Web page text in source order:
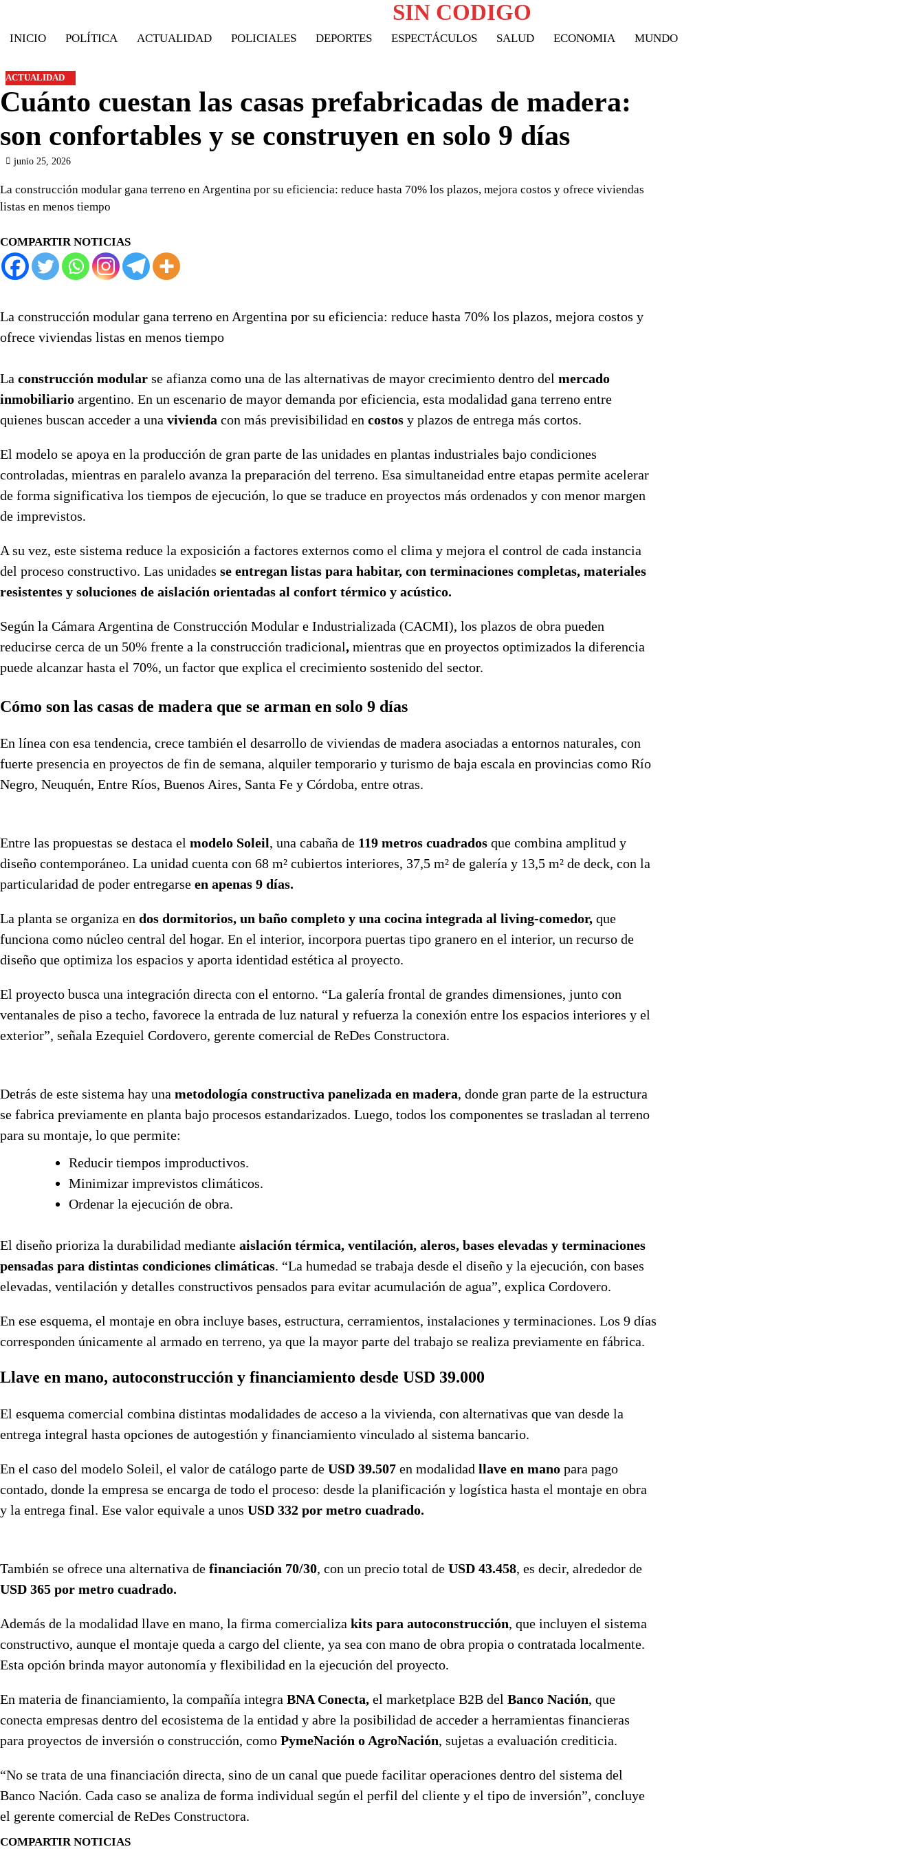
content
SIN CODIGO
INICIO POLÍTICA ACTUALIDAD POLICIALES DEPORTES ESPECTÁCULOS SALUD ECONOMIA MUNDO
ACTUALIDAD
Cuánto cuestan las casas prefabricadas de madera:
son confortables y se construyen en solo 9 días
junio 25, 2026
La construcción modular gana terreno en Argentina por su eficiencia: reduce hasta 70% los plazos, mejora costos y ofrece viviendas
listas en menos tiempo
COMPARTIR NOTICIAS
La construcción modular gana terreno en Argentina por su eficiencia: reduce hasta 70% los plazos, mejora costos y
ofrece viviendas listas en menos tiempo
La construcción modular se afianza como una de las alternativas de mayor crecimiento dentro del mercado
inmobiliario argentino. En un escenario de mayor demanda por eficiencia, esta modalidad gana terreno entre
quienes buscan acceder a una vivienda con más previsibilidad en costos y plazos de entrega más cortos.
El modelo se apoya en la producción de gran parte de las unidades en plantas industriales bajo condiciones
controladas, mientras en paralelo avanza la preparación del terreno. Esa simultaneidad entre etapas permite acelerar
de forma significativa los tiempos de ejecución, lo que se traduce en proyectos más ordenados y con menor margen
de imprevistos.
A su vez, este sistema reduce la exposición a factores externos como el clima y mejora el control de cada instancia
del proceso constructivo. Las unidades se entregan listas para habitar, con terminaciones completas, materiales
resistentes y soluciones de aislación orientadas al confort térmico y acústico.
Según la Cámara Argentina de Construcción Modular e Industrializada (CACMI), los plazos de obra pueden
reducirse cerca de un 50% frente a la construcción tradicional, mientras que en proyectos optimizados la diferencia
puede alcanzar hasta el 70%, un factor que explica el crecimiento sostenido del sector.
Cómo son las casas de madera que se arman en solo 9 días
En línea con esa tendencia, crece también el desarrollo de viviendas de madera asociadas a entornos naturales, con
fuerte presencia en proyectos de fin de semana, alquiler temporario y turismo de baja escala en provincias como Río
Negro, Neuquén, Entre Ríos, Buenos Aires, Santa Fe y Córdoba, entre otras.
Entre las propuestas se destaca el modelo Soleil, una cabaña de 119 metros cuadrados que combina amplitud y
diseño contemporáneo. La unidad cuenta con 68 m² cubiertos interiores, 37,5 m² de galería y 13,5 m² de deck, con la
particularidad de poder entregarse en apenas 9 días.
La planta se organiza en dos dormitorios, un baño completo y una cocina integrada al living-comedor, que
funciona como núcleo central del hogar. En el interior, incorpora puertas tipo granero en el interior, un recurso de
diseño que optimiza los espacios y aporta identidad estética al proyecto.
El proyecto busca una integración directa con el entorno. “La galería frontal de grandes dimensiones, junto con
ventanales de piso a techo, favorece la entrada de luz natural y refuerza la conexión entre los espacios interiores y el
exterior”, señala Ezequiel Cordovero, gerente comercial de ReDes Constructora.
Detrás de este sistema hay una metodología constructiva panelizada en madera, donde gran parte de la estructura
se fabrica previamente en planta bajo procesos estandarizados. Luego, todos los componentes se trasladan al terreno
para su montaje, lo que permite:
Reducir tiempos improductivos.
Minimizar imprevistos climáticos.
Ordenar la ejecución de obra.
El diseño prioriza la durabilidad mediante aislación térmica, ventilación, aleros, bases elevadas y terminaciones
pensadas para distintas condiciones climáticas. “La humedad se trabaja desde el diseño y la ejecución, con bases
elevadas, ventilación y detalles constructivos pensados para evitar acumulación de agua”, explica Cordovero.
En ese esquema, el montaje en obra incluye bases, estructura, cerramientos, instalaciones y terminaciones. Los 9 días
corresponden únicamente al armado en terreno, ya que la mayor parte del trabajo se realiza previamente en fábrica.
Llave en mano, autoconstrucción y financiamiento desde USD 39.000
El esquema comercial combina distintas modalidades de acceso a la vivienda, con alternativas que van desde la
entrega integral hasta opciones de autogestión y financiamiento vinculado al sistema bancario.
En el caso del modelo Soleil, el valor de catálogo parte de USD 39.507 en modalidad llave en mano para pago
contado, donde la empresa se encarga de todo el proceso: desde la planificación y logística hasta el montaje en obra
y la entrega final. Ese valor equivale a unos USD 332 por metro cuadrado.
También se ofrece una alternativa de financiación 70/30, con un precio total de USD 43.458, es decir, alrededor de
USD 365 por metro cuadrado.
Además de la modalidad llave en mano, la firma comercializa kits para autoconstrucción, que incluyen el sistema
constructivo, aunque el montaje queda a cargo del cliente, ya sea con mano de obra propia o contratada localmente.
Esta opción brinda mayor autonomía y flexibilidad en la ejecución del proyecto.
En materia de financiamiento, la compañía integra BNA Conecta, el marketplace B2B del Banco Nación, que
conecta empresas dentro del ecosistema de la entidad y abre la posibilidad de acceder a herramientas financieras
para proyectos de inversión o construcción, como PymeNación o AgroNación, sujetas a evaluación crediticia.
“No se trata de una financiación directa, sino de un canal que puede facilitar operaciones dentro del sistema del
Banco Nación. Cada caso se analiza de forma individual según el perfil del cliente y el tipo de inversión”, concluye
el gerente comercial de ReDes Constructora.
COMPARTIR NOTICIAS